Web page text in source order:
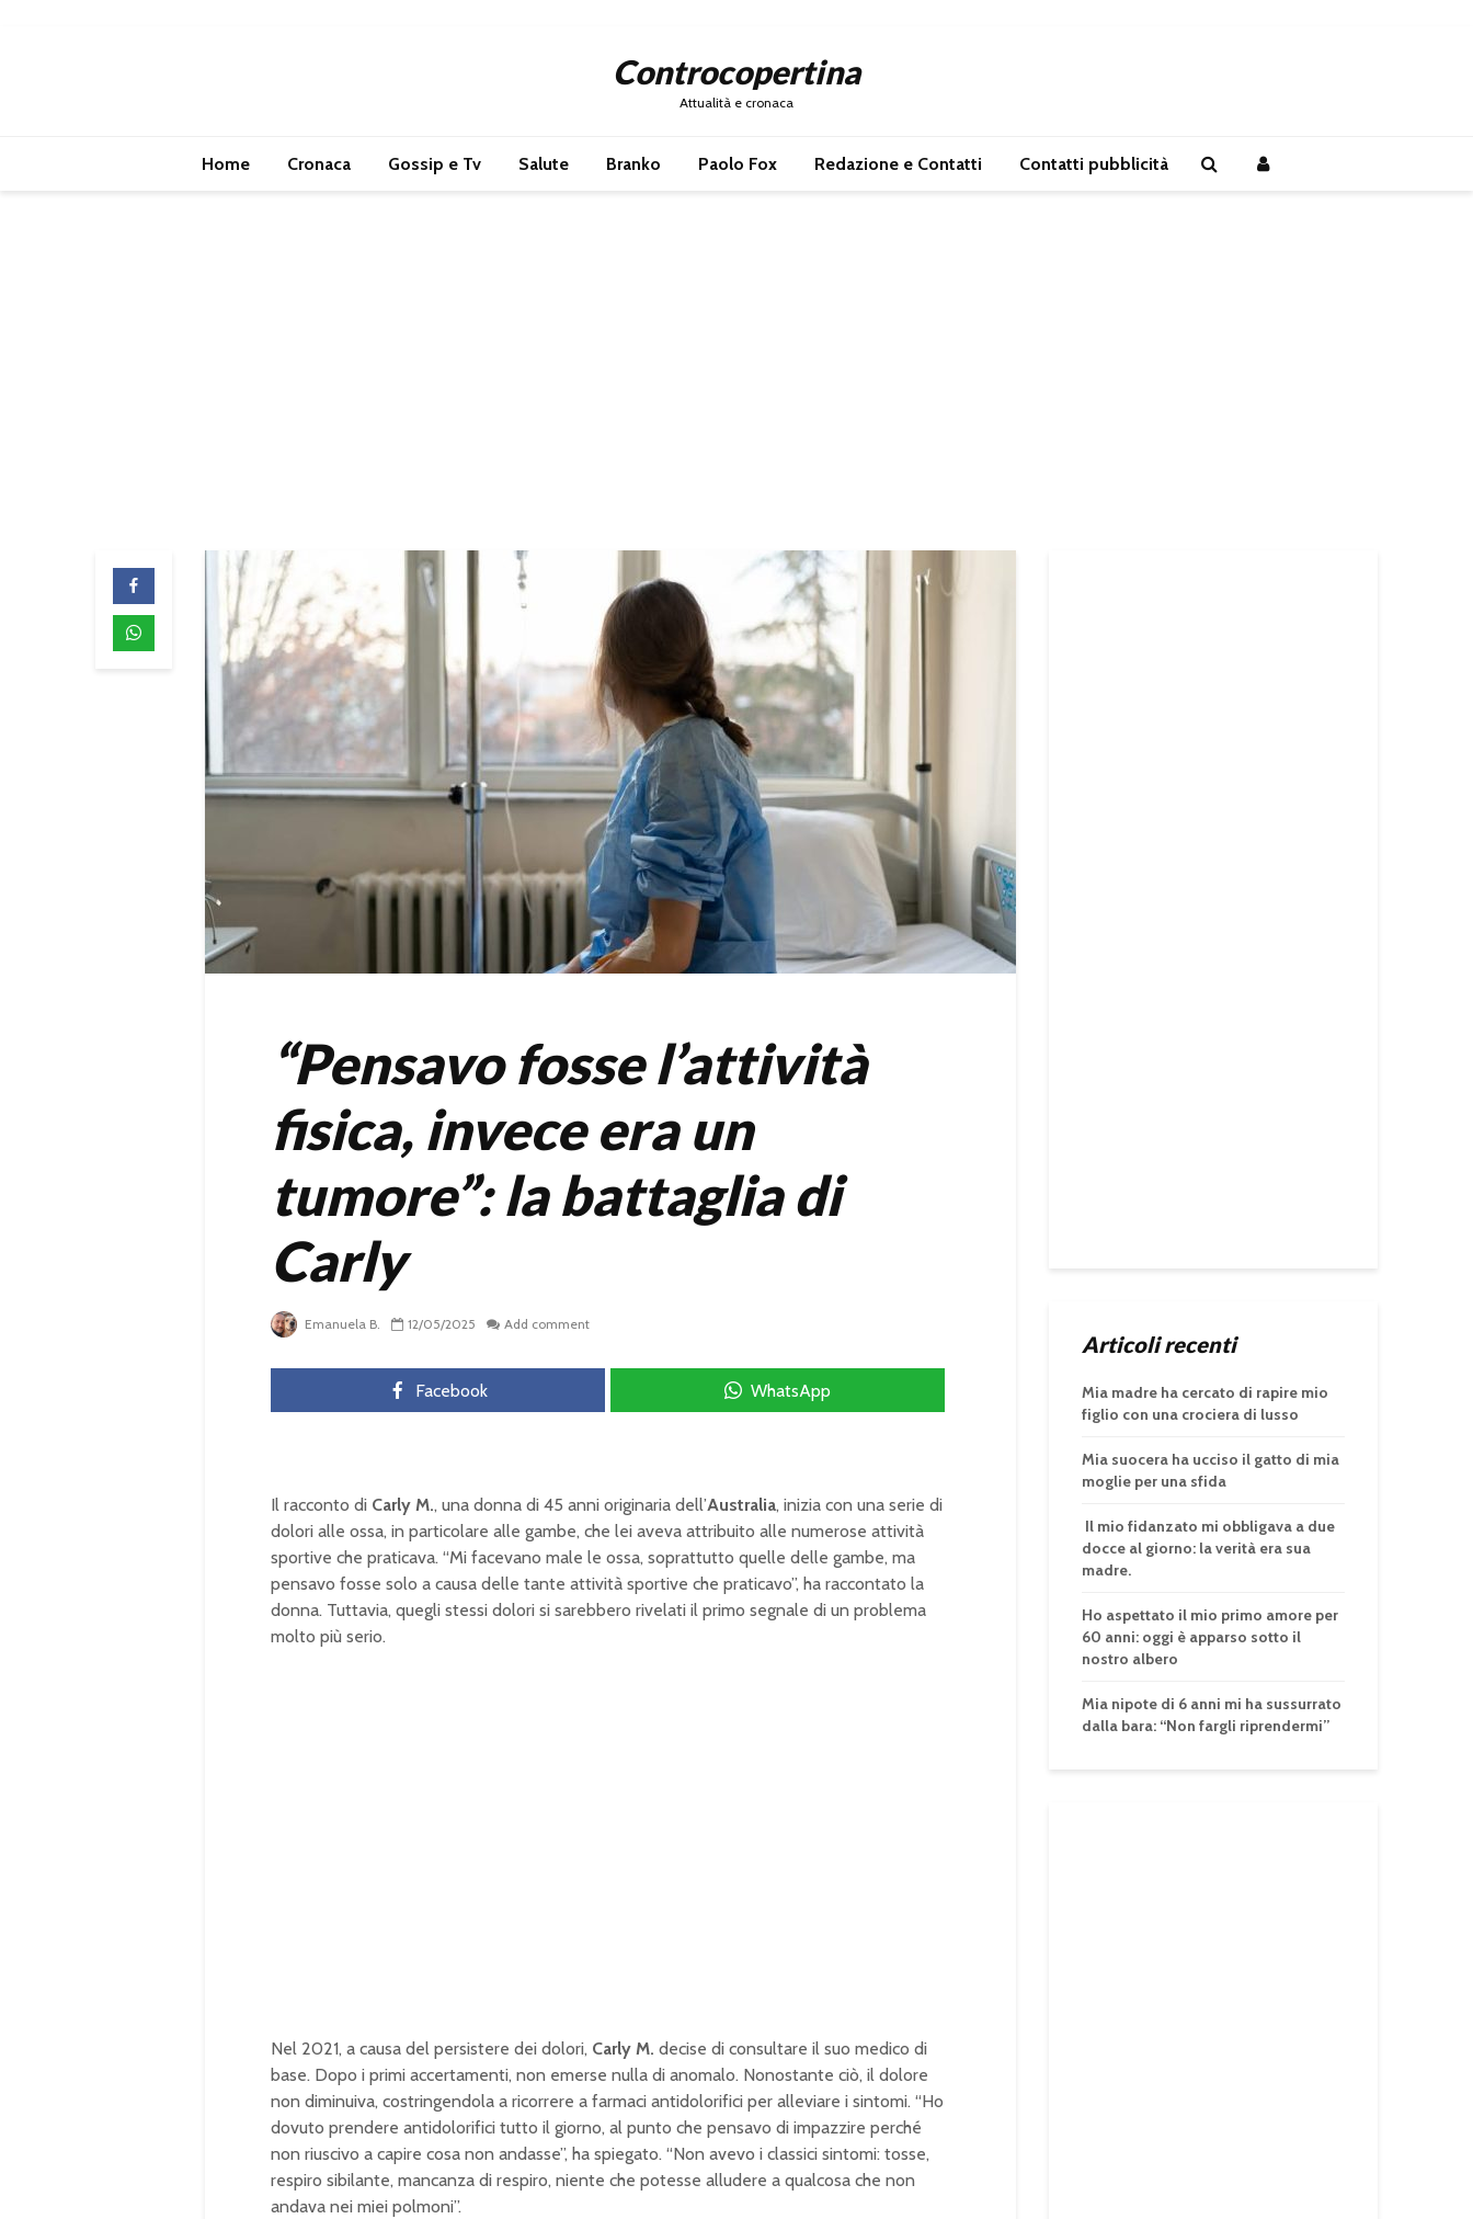
Controcopertina
Attualità e cronaca
Home Cronaca Gossip e Tv Salute Branko Paolo Fox Redazione e Contatti Contatti pubblicità
“Pensavo fosse l’attività
fisica, invece era un
tumore”: la battaglia di
Carly
Emanuela B. 12/05/2025 Add comment
Facebook WhatsApp
Il racconto di Carly M., una donna di 45 anni originaria dell’Australia, inizia con una serie di
dolori alle ossa, in particolare alle gambe, che lei aveva attribuito alle numerose attività
sportive che praticava. “Mi facevano male le ossa, soprattutto quelle delle gambe, ma
pensavo fosse solo a causa delle tante attività sportive che praticavo”, ha raccontato la
donna. Tuttavia, quegli stessi dolori si sarebbero rivelati il primo segnale di un problema
molto più serio.
Nel 2021, a causa del persistere dei dolori, Carly M. decise di consultare il suo medico di
base. Dopo i primi accertamenti, non emerse nulla di anomalo. Nonostante ciò, il dolore
non diminuiva, costringendola a ricorrere a farmaci antidolorifici per alleviare i sintomi. “Ho
dovuto prendere antidolorifici tutto il giorno, al punto che pensavo di impazzire perché
non riuscivo a capire cosa non andasse”, ha spiegato. “Non avevo i classici sintomi: tosse,
respiro sibilante, mancanza di respiro, niente che potesse alludere a qualcosa che non
andava nei miei polmoni”.
Articoli recenti
Mia madre ha cercato di rapire mio
figlio con una crociera di lusso
Mia suocera ha ucciso il gatto di mia
moglie per una sfida
Il mio fidanzato mi obbligava a due
docce al giorno: la verità era sua
madre.
Ho aspettato il mio primo amore per
60 anni: oggi è apparso sotto il
nostro albero
Mia nipote di 6 anni mi ha sussurrato
dalla bara: “Non fargli riprendermi”